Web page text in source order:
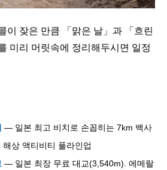
이 잦은 만큼 「맑은 날」과 「흐린
미리 머릿속에 정리해두시면 일정
— 일본 최고 비치로 손꼽히는 7km 백사
상 액티비티 풀라인업
— 일본 최장 무료 대교(3,540m). 에메랄